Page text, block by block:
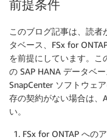
前提条件
このブログ記事は、読者
タベース、FSx for
を前提にしています。こ
の SAP HANA データベ
SnapCenter ソフトウェ
存の契約がない場合は、
い。
FSx for ONTAP への